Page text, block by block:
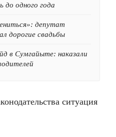
до одного года
депутат
дорогие свадьбы
в Сумгайыте: наказали
ситуация